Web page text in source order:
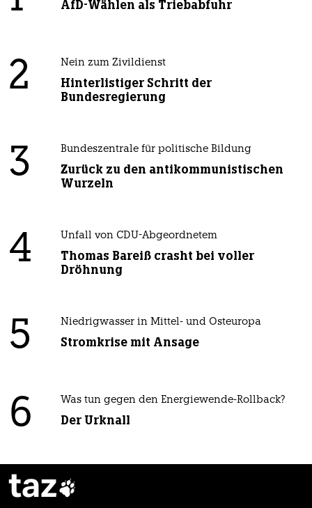
AfD-Wählen als Triebabfuhr
2 Nein zum Zivildienst
Hinterlistiger Schritt der
Bundesregierung
3 Bundeszentrale für politische Bildung
Zurück zu den antikommunistischen
Wurzeln
4 Unfall von CDU-Abgeordnetem
Thomas Bareiß crasht bei voller
Dröhnung
5 Niedrigwasser in Mittel- und Osteuropa
Stromkrise mit Ansage
6 Was tun gegen den Energiewende-Rollback?
Der Urknall
taz